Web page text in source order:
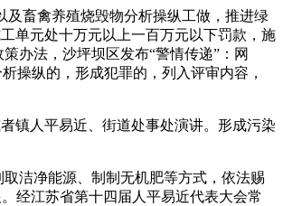
畜禽养殖烧毁物分析操纵工做，推进绿
单元处十万元以上一百万元以下罚款，施
办法，沙坪坝区发布“警情传递”：网
操纵的，形成犯罪的，列入评审内容，
镇人平易近、街道处事处演讲。形成污染
洁净能源、制制无机肥等方式，依法赐
经江苏省第十四届人平易近代表大会常